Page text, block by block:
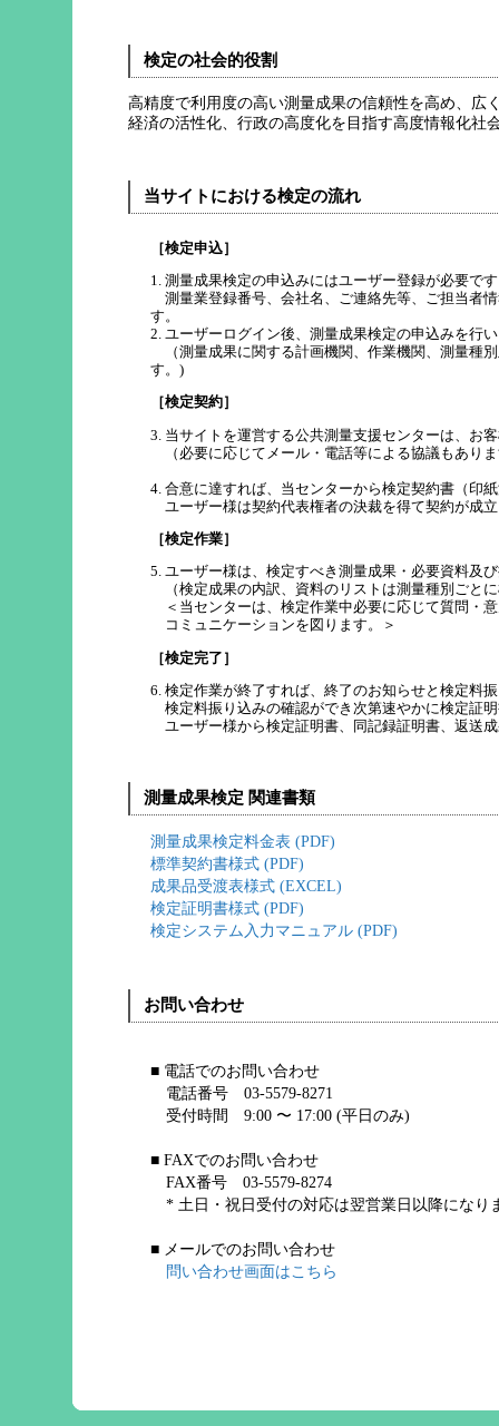
詳細はこちらをご覧ください
令和7年4月1日から検定料金
また、水準測量の検定料金
1km未満の場合は、数量に
新しい検定料金表は、当ホー
い。
なお、昨年度までの「GNSS
「GNSS標高測量」に変更と
による）」作業の検定料金
[2024年04月01日] 検定料
令和５年4月1日から検定料
でお知らせします。
新しい検定料金表は、当ホー
い。
[2023年04月01日] 検定料
令和５年4月1日から検定料
のでお知らせします。
新しい検定料金表は、当ホー
2023年4月1日(土) にてサー
め、当ホームページ、設計
いたします。 ご迷惑をおか
ますとともに、あらかじめ
検定の社会的役割
高精度で利用度の高い測量成果の信頼性を高め、広
経済の活性化、行政の高度化を目指す高度情報化社
当サイトにおける検定の流れ
［検定申込］
1. 測量成果検定の申込みにはユーザー登録が必要で
測量業登録番号、会社名、ご連絡先等、ご担当者
す。
2. ユーザーログイン後、測量成果検定の申込みを行
（測量成果に関する計画機関、作業機関、測量種
す。)
［検定契約］
3. 当サイトを運営する公共測量支援センターは、お
（必要に応じてメール・電話等による協議もあり
4. 合意に達すれば、当センターから検定契約書（印
ユーザー様は契約代表権者の決裁を得て契約が成
［検定作業］
5. ユーザー様は、検定すべき測量成果・必要資料及
（検定成果の内訳、資料のリストは測量種別ごと
＜当センターは、検定作業中必要に応じて質問・
コミュニケーションを図ります。＞
［検定完了］
6. 検定作業が終了すれば、終了のお知らせと検定料
検定料振り込みの確認ができ次第速やかに検定証
ユーザー様から検定証明書、同記録証明書、返送
測量成果検定 関連書類
測量成果検定料金表 (PDF)
標準契約書様式 (PDF)
成果品受渡表様式 (EXCEL)
検定証明書様式 (PDF)
検定システム入力マニュアル (PDF)
お問い合わせ
■ 電話でのお問い合わせ
電話番号 03-5579-8271
受付時間 9:00 〜 17:00 (平日のみ)
■ FAXでのお問い合わせ
FAX番号 03-5579-8274
* 土日・祝日受付の対応は翌営業日以降になり
■ メールでのお問い合わせ
問い合わせ画面はこちら